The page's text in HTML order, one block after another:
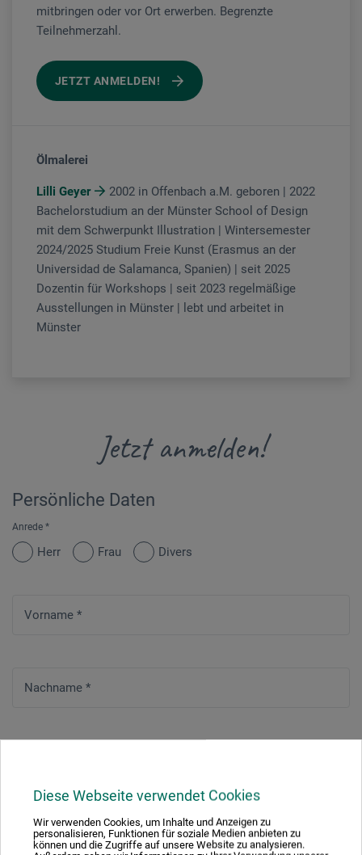
Diese Webseite verwendet Cookies
Wir verwenden Cookies, um Inhalte und Anzeigen zu
personalisieren, Funktionen für soziale Medien anbieten zu
können und die Zugriffe auf unsere Website zu analysieren.
mitbringen oder vor Ort erwerben. Begrenzte
Teilnehmerzahl.
JETZT ANMELDEN!
Ölmalerei
Lilli Geyer
2002 in Offenbach a.M. geboren | 2022
Bachelorstudium an der Münster School of Design
mit dem Schwerpunkt Illustration | Wintersemester
2024/2025 Studium Freie Kunst (Erasmus an der
Universidad de Salamanca, Spanien) | seit 2025
Dozentin für Workshops | seit 2023 regelmäßige
Ausstellungen in Münster | lebt und arbeitet in
Münster
Jetzt anmelden!
Persönliche Daten
Anrede *
Herr Frau Divers
Vorname *
Nachname *
Hausnummer*